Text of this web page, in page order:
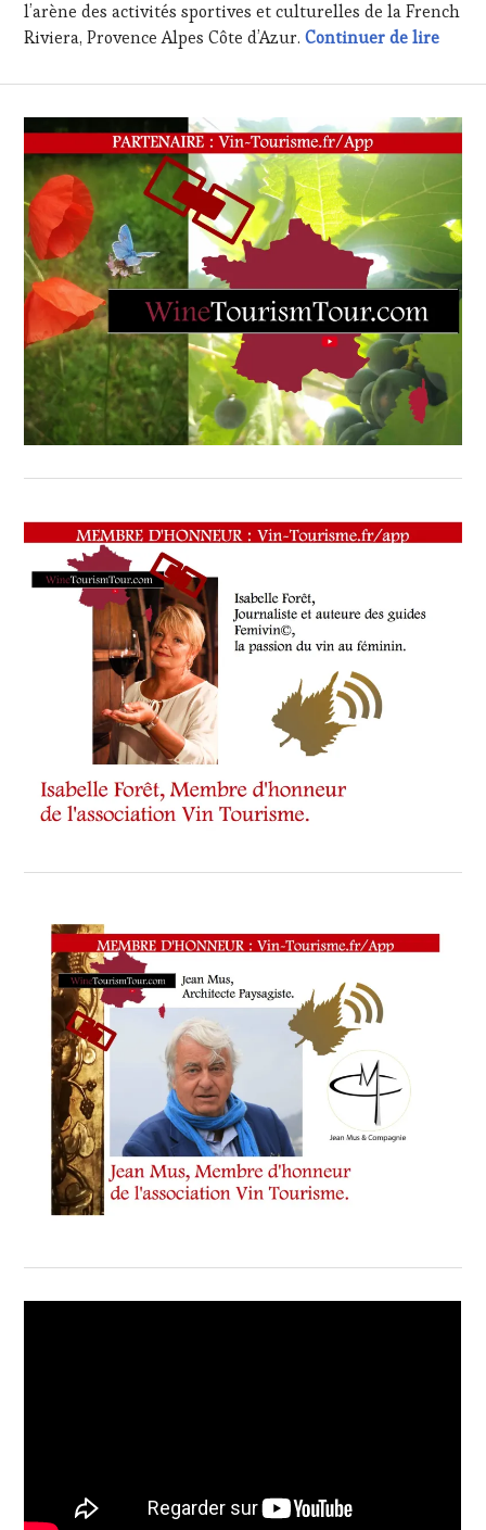
WINE
TOUR,
l’arène des activités sportives et culturelles de la French
Riviera, Provence Alpes Côte d’Azur.Continuer de lireLe